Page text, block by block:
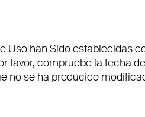
Uso han Sido establecidas
favor, compruebe la fecha
no se ha producido